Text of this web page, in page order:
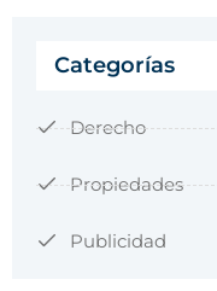
Categorías
Derecho
Propiedades
Publicidad